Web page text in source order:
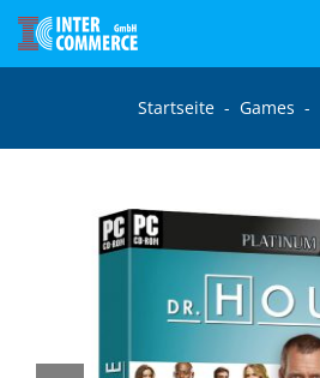
Zum
Inhalt
Startseite - Games -